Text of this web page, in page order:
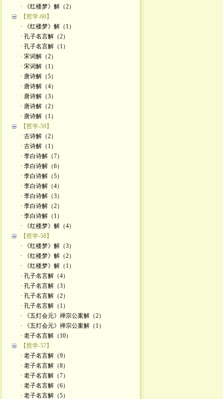
· 《红楼梦》解（2）
【哲学-60】
· 《红楼梦》解（1）
· 孔子名言解（2）
· 孔子名言解（1）
· 宋词解（2）
· 宋词解（1）
· 唐诗解（5）
· 唐诗解（4）
· 唐诗解（3）
· 唐诗解（2）
· 唐诗解（1）
【哲学-59】
· 古诗解（2）
· 古诗解（1）
· 李白诗解（7）
· 李白诗解（6）
· 李白诗解（5）
· 李白诗解（4）
· 李白诗解（3）
· 李白诗解（2）
· 李白诗解（1）
· 《红楼梦》解（4）
【哲学-58】
· 《红楼梦》解（3）
· 《红楼梦》解（2）
· 《红楼梦》解（1）
· 孔子名言解（4）
· 孔子名言解（3）
· 孔子名言解（2）
· 孔子名言解（1）
· 《五灯会元》禅宗公案解（2）
· 《五灯会元》禅宗公案解（1）
· 老子名言解（10）
【哲学-57】
· 老子名言解（9）
· 老子名言解（8）
· 老子名言解（7）
· 老子名言解（6）
· 老子名言解（5）